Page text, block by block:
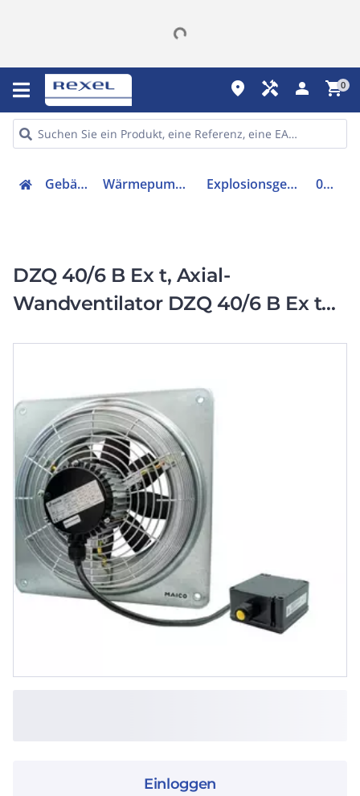
place handyman person shopping_cart0
Gebäudetechnik Wärmepumpe / Solar / Lüftung Explosionsgeschützter Ventilator 0083.0210
DZQ 40/6 B Ex t, Axial-
Wandventilator DZQ 40/6 B Ex t
Einloggen